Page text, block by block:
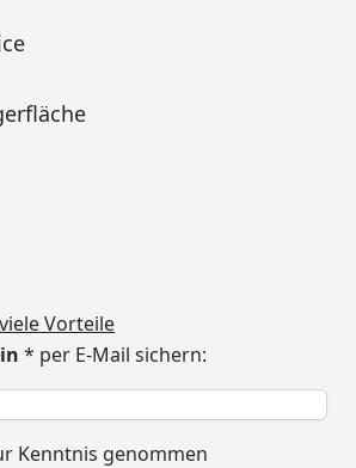
viele Vorteile
* per E-Mail sichern:
Kenntnis genommen